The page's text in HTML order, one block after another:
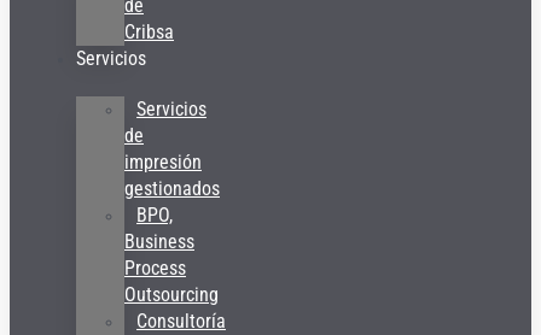
de
Cribsa
Servicios
Servicios
de
impresión
gestionados
BPO,
Business
Process
Outsourcing
Consultoría